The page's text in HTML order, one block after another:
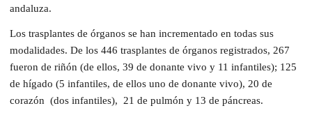
andaluza.
Los trasplantes de órganos se han incrementado en todas sus
modalidades. De los 446 trasplantes de órganos registrados, 267
fueron de riñón (de ellos, 39 de donante vivo y 11 infantiles); 125
de hígado (5 infantiles, de ellos uno de donante vivo), 20 de
corazón (dos infantiles), 21 de pulmón y 13 de páncreas.